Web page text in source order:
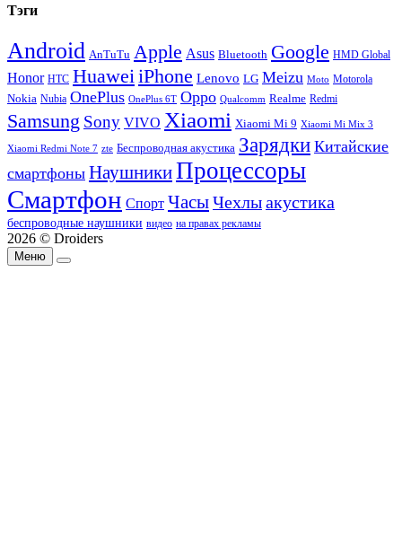
Тэги
Android AnTuTu Apple Asus Bluetooth Google HMD Global
Honor HTC HuaweiiPhone Lenovo LG Meizu Moto Motorola
Nokia Nubia OnePlus OnePlus 6T Oppo Qualcomm Realme Redmi
Samsung Sony VIVO Xiaomi Xiaomi Mi 9 Xiaomi Mi Mix 3
Xiaomi Redmi Note 7 zte Беспроводная акустика Зарядки Китайские
смартфоны НаушникиПроцессоры
Смартфон Спорт ЧасыЧехлыакустика
беспроводные наушники видео на правах рекламы
2026 © Droiders
Меню